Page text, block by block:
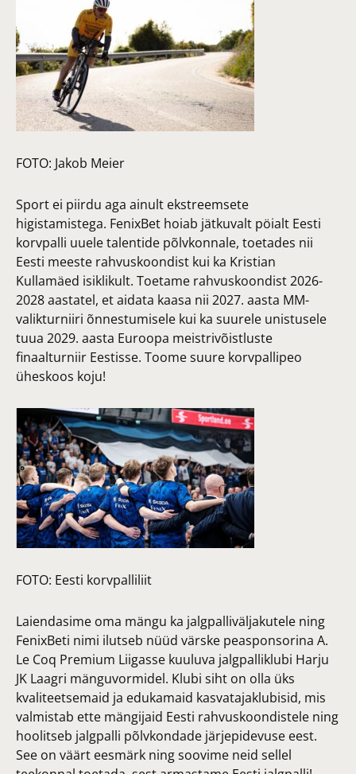
FOTO: Jakob Meier
Sport ei piirdu aga ainult ekstreemsete
higistamistega. FenixBet hoiab jätkuvalt pöialt Eesti
korvpalli uuele talentide põlvkonnale, toetades nii
Eesti meeste rahvuskoondist kui ka Kristian
Kullamäed isiklikult. Toetame rahvuskoondist 2026-
2028 aastatel, et aidata kaasa nii 2027. aasta MM-
valikturniiri õnnestumisele kui ka suurele unistusele
tuua 2029. aasta Euroopa meistrivõistluste
finaalturniir Eestisse. Toome suure korvpallipeo
üheskoos koju!
FOTO: Eesti korvpalliliit
Laiendasime oma mängu ka jalgpalliväljakutele ning
FenixBeti nimi ilutseb nüüd värske peasponsorina A.
Le Coq Premium Liigasse kuuluva jalgpalliklubi Harju
JK Laagri mänguvormidel. Klubi siht on olla üks
kvaliteetsemaid ja edukamaid kasvatajaklubisid, mis
valmistab ette mängijaid Eesti rahvuskoondistele ning
hoolitseb jalgpalli põlvkondade järjepidevuse eest.
See on väärt eesmärk ning soovime neid sellel